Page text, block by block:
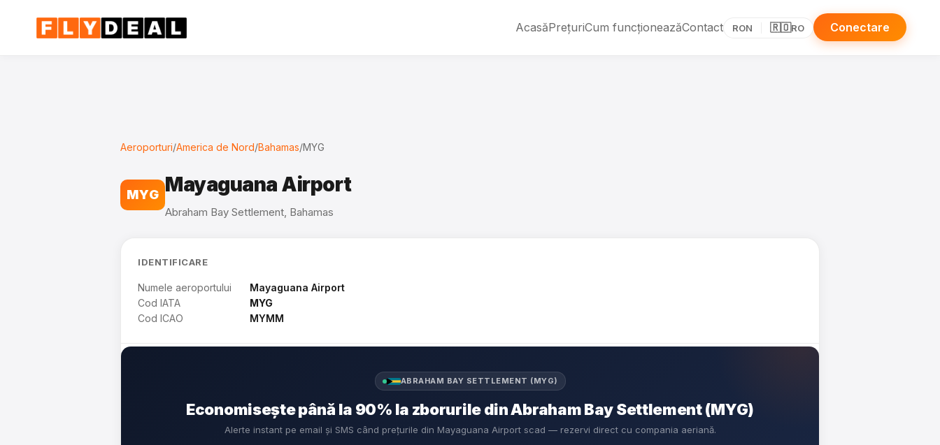
AcasăPrețuriCum funcționeazăContact RON 🇷🇴RO Conectare
Aeroporturi/America de Nord/Bahamas/MYG
MYG Mayaguana Airport
Abraham Bay Settlement, Bahamas
IDENTIFICARE
Numele aeroportului
Mayaguana Airport
Cod IATA
MYG
Cod ICAO
MYMM
ABRAHAM BAY SETTLEMENT (MYG)
Economisește până la 90% la zborurile din Abraham Bay Settlement (MYG)
Alerte instant pe email și SMS când prețurile din Mayaguana Airport scad — rezervi direct cu compania aeriană.